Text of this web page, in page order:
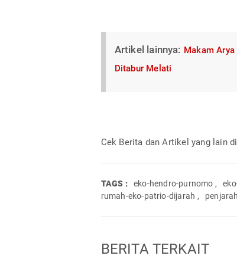
Artikel lainnya: Makam
Ditabur Melati
Cek Berita dan Artikel yang lain di
TAGS : eko-hendro-purnomo ,
rumah-eko-patrio-dijarah ,
BERITA TERKAIT